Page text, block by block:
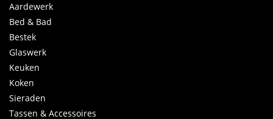
Aardewerk
Bed & Bad
Bestek
Glaswerk
Keuken
Koken
Sieraden
Tassen & Accessoires